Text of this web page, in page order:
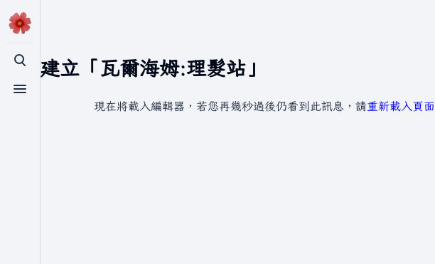
切換搜尋
切換選單
正在建立「瓦爾海姆:理髮站」
現在將載入編輯器，若您再幾秒過後仍看到此訊息，請重新載入頁面